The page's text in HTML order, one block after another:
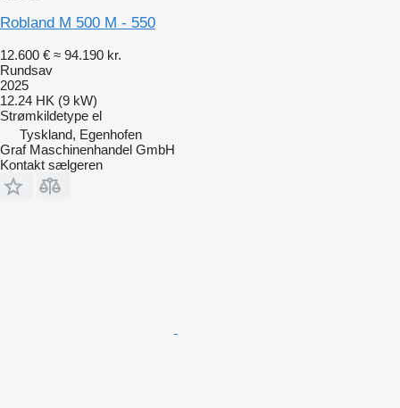
Robland M 500 M - 550
12.600 € ≈ 94.190 kr.
Rundsav
2025
12.24 HK (9 kW)
Strømkildetype el
Tyskland, Egenhofen
Graf Maschinenhandel GmbH
Kontakt sælgeren